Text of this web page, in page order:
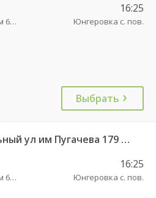
Саратов (ул. Аткарская, дом 66 А)
16:25
Юнгеровка с. пов.
Выбрать
Саратов АВ Центральный ул им Пугачева 179 А — Балашов (Привокзальная площадь 7) 603-1
Саратов (ул. Аткарская, дом 66 А)
16:25
Юнгеровка с. пов.